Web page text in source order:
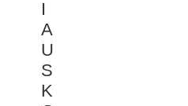
I
A
U
S
K